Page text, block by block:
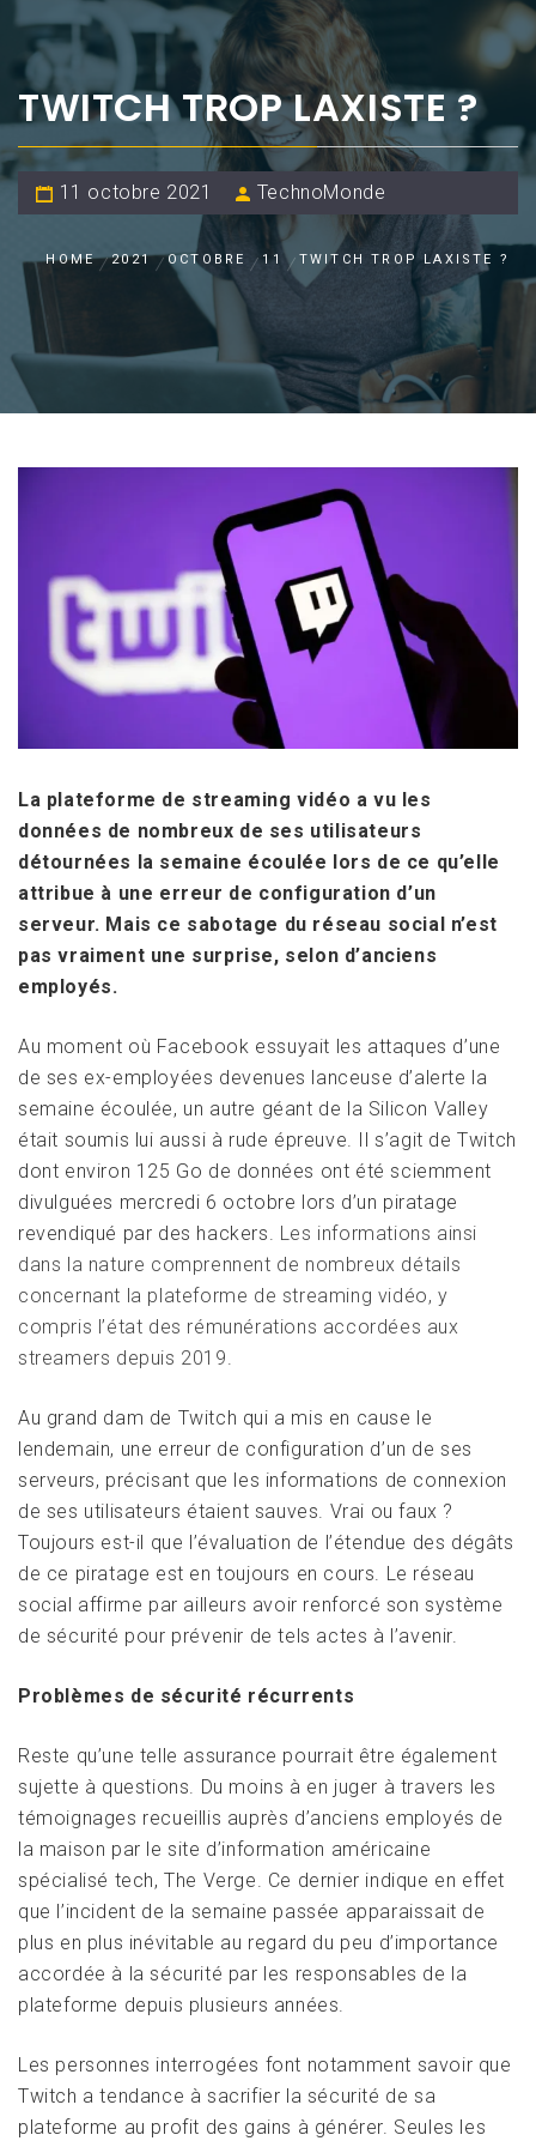
TWITCH TROP LAXISTE ?
11 octobre 2021 TechnoMonde
HOME 2021 OCTOBRE 11 TWITCH TROP LAXISTE ?
La plateforme de streaming vidéo a vu les
données de nombreux de ses utilisateurs
détournées la semaine écoulée lors de ce qu’elle
attribue à une erreur de configuration d’un
serveur. Mais ce sabotage du réseau social n’est
pas vraiment une surprise, selon d’anciens
employés.
Au moment où Facebook essuyait les attaques d’une
de ses ex-employées devenues lanceuse d’alerte la
semaine écoulée, un autre géant de la Silicon Valley
était soumis lui aussi à rude épreuve. Il s’agit de Twitch
dont environ 125 Go de données ont été sciemment
divulguées mercredi 6 octobre lors d’un piratage
revendiqué par des hackers. Les informations ainsi
dans la nature comprennent de nombreux détails
concernant la plateforme de streaming vidéo, y
compris l’état des rémunérations accordées aux
streamers depuis 2019.
Au grand dam de Twitch qui a mis en cause le
lendemain, une erreur de configuration d’un de ses
serveurs, précisant que les informations de connexion
de ses utilisateurs étaient sauves. Vrai ou faux ?
Toujours est-il que l’évaluation de l’étendue des dégâts
de ce piratage est en toujours en cours. Le réseau
social affirme par ailleurs avoir renforcé son système
de sécurité pour prévenir de tels actes à l’avenir.
Problèmes de sécurité récurrents
Reste qu’une telle assurance pourrait être également
sujette à questions. Du moins à en juger à travers les
témoignages recueillis auprès d’anciens employés de
la maison par le site d’information américaine
spécialisé tech, The Verge. Ce dernier indique en effet
que l’incident de la semaine passée apparaissait de
plus en plus inévitable au regard du peu d’importance
accordée à la sécurité par les responsables de la
plateforme depuis plusieurs années.
Les personnes interrogées font notamment savoir que
Twitch a tendance à sacrifier la sécurité de sa
plateforme au profit des gains à générer. Seules les